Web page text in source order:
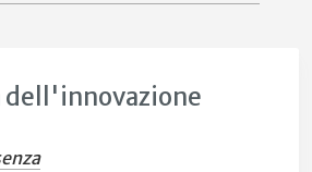
dell'innovazione